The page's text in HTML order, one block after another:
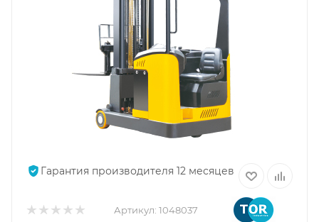
Гарантия производителя 12 месяцев
Артикул: 1048037